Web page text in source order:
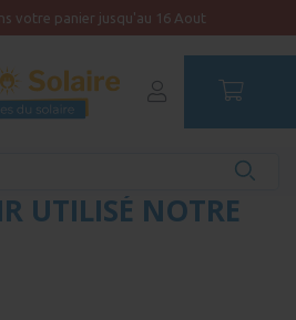
votre panier jusqu'au 16 Aout
UTILISÉ NOTRE